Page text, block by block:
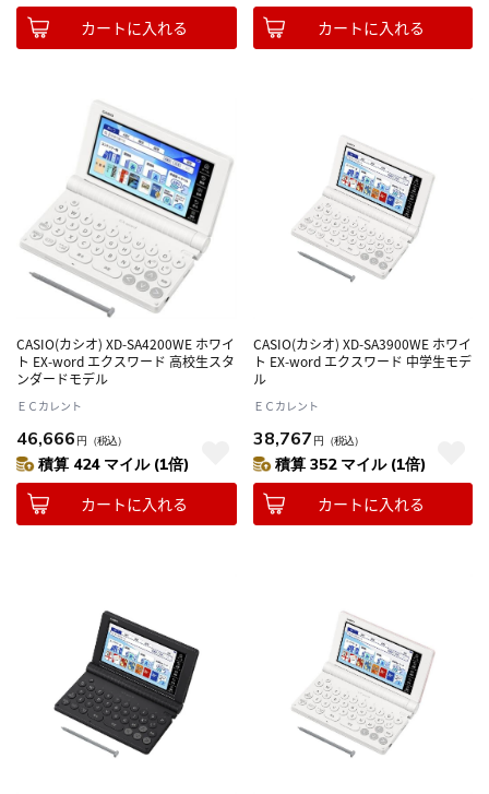
カートに入れる カートに入れる
CASIO(カシオ) XD-SA4200WE ホワイ
ト EX-word エクスワード 高校生スタ
ンダードモデル
ＥＣカレント
46,666 円 （税込）
積算 424 マイル (1倍)
カートに入れる
CASIO(カシオ) XD-SA3900WE ホワイ
ト EX-word エクスワード 中学生モデ
ル
ＥＣカレント
38,767 円 （税込）
積算 352 マイル (1倍)
カートに入れる